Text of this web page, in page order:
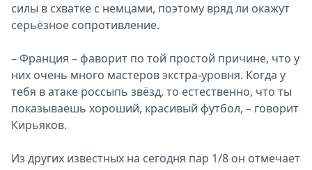
силы в схватке с немцами, поэтому вряд ли окажут
серьёзное сопротивление.
– Франция – фаворит по той простой причине, что у
них очень много мастеров экстра-уровня. Когда у
тебя в атаке россыпь звёзд, то естественно, что ты
показываешь хороший, красивый футбол, – говорит
Кирьяков.
Из других известных на сегодня пар 1/8 он отмечает